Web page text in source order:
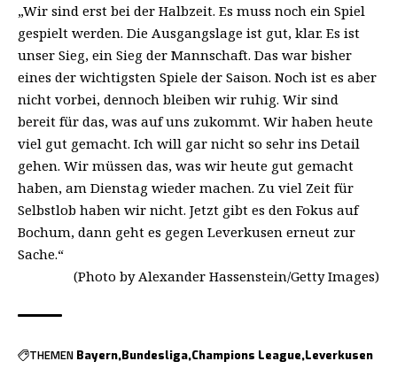
„Wir sind erst bei der Halbzeit. Es muss noch ein Spiel
gespielt werden. Die Ausgangslage ist gut, klar. Es ist
unser Sieg, ein Sieg der Mannschaft. Das war bisher
eines der wichtigsten Spiele der Saison. Noch ist es aber
nicht vorbei, dennoch bleiben wir ruhig. Wir sind
bereit für das, was auf uns zukommt. Wir haben heute
viel gut gemacht. Ich will gar nicht so sehr ins Detail
gehen. Wir müssen das, was wir heute gut gemacht
haben, am Dienstag wieder machen. Zu viel Zeit für
Selbstlob haben wir nicht. Jetzt gibt es den Fokus auf
Bochum, dann geht es gegen Leverkusen erneut zur
Sache.“
(Photo by Alexander Hassenstein/Getty Images)
THEMEN Bayern Bundesliga Champions League Leverkusen